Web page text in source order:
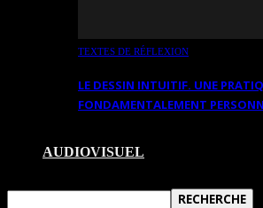
TEXTES DE RÉFLEXION
LE DESSIN INTUITIF. UNE
FONDAMENTALEMENT
AUDIOVISUEL